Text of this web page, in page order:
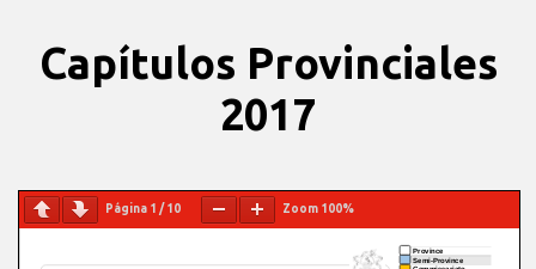
Capítulos Provinciales
2017
Página 1 /10 Zoom 100%